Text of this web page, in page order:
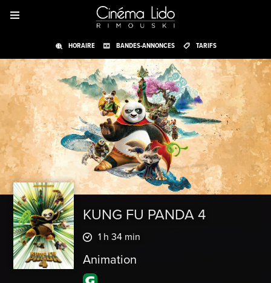
HORAIRE BANDES-ANNONCES TARIFS
KUNG FU PANDA 4
1 h 34 min
Animation